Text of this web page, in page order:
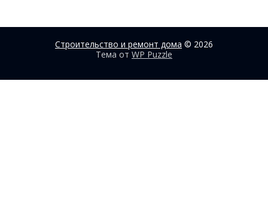
Строительство и ремонт дома © 2026
Тема от WP Puzzle